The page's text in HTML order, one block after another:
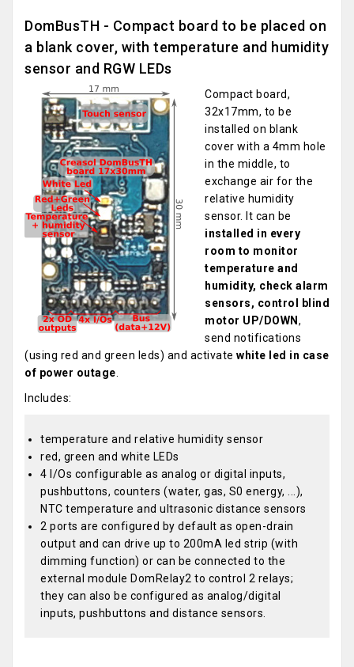
DomBusTH - Compact board to be placed on
a blank cover, with temperature and humidity
sensor and RGW LEDs
Compact board,
32x17mm, to be
installed on blank
cover with a 4mm hole
in the middle, to
exchange air for the
relative humidity
sensor. It can be
installed in every
room to monitor
temperature and
humidity, check alarm
sensors, control blind
motor UP/DOWN ,
send notifications
(using red and green leds) and activate white led in case
of power outage
Includes:
temperature and relative humidity sensor
red, green and white LEDs
4 I/Os configurable as analog or digital inputs,
pushbuttons, counters (water, gas, S0 energy, ...),
NTC temperature and ultrasonic distance sensors
2 ports are configured by default as open-drain
output and can drive up to 200mA led strip (with
dimming function) or can be connected to the
external module DomRelay2 to control 2 relays;
they can also be configured as analog/digital
inputs, pushbuttons and distance sensors.